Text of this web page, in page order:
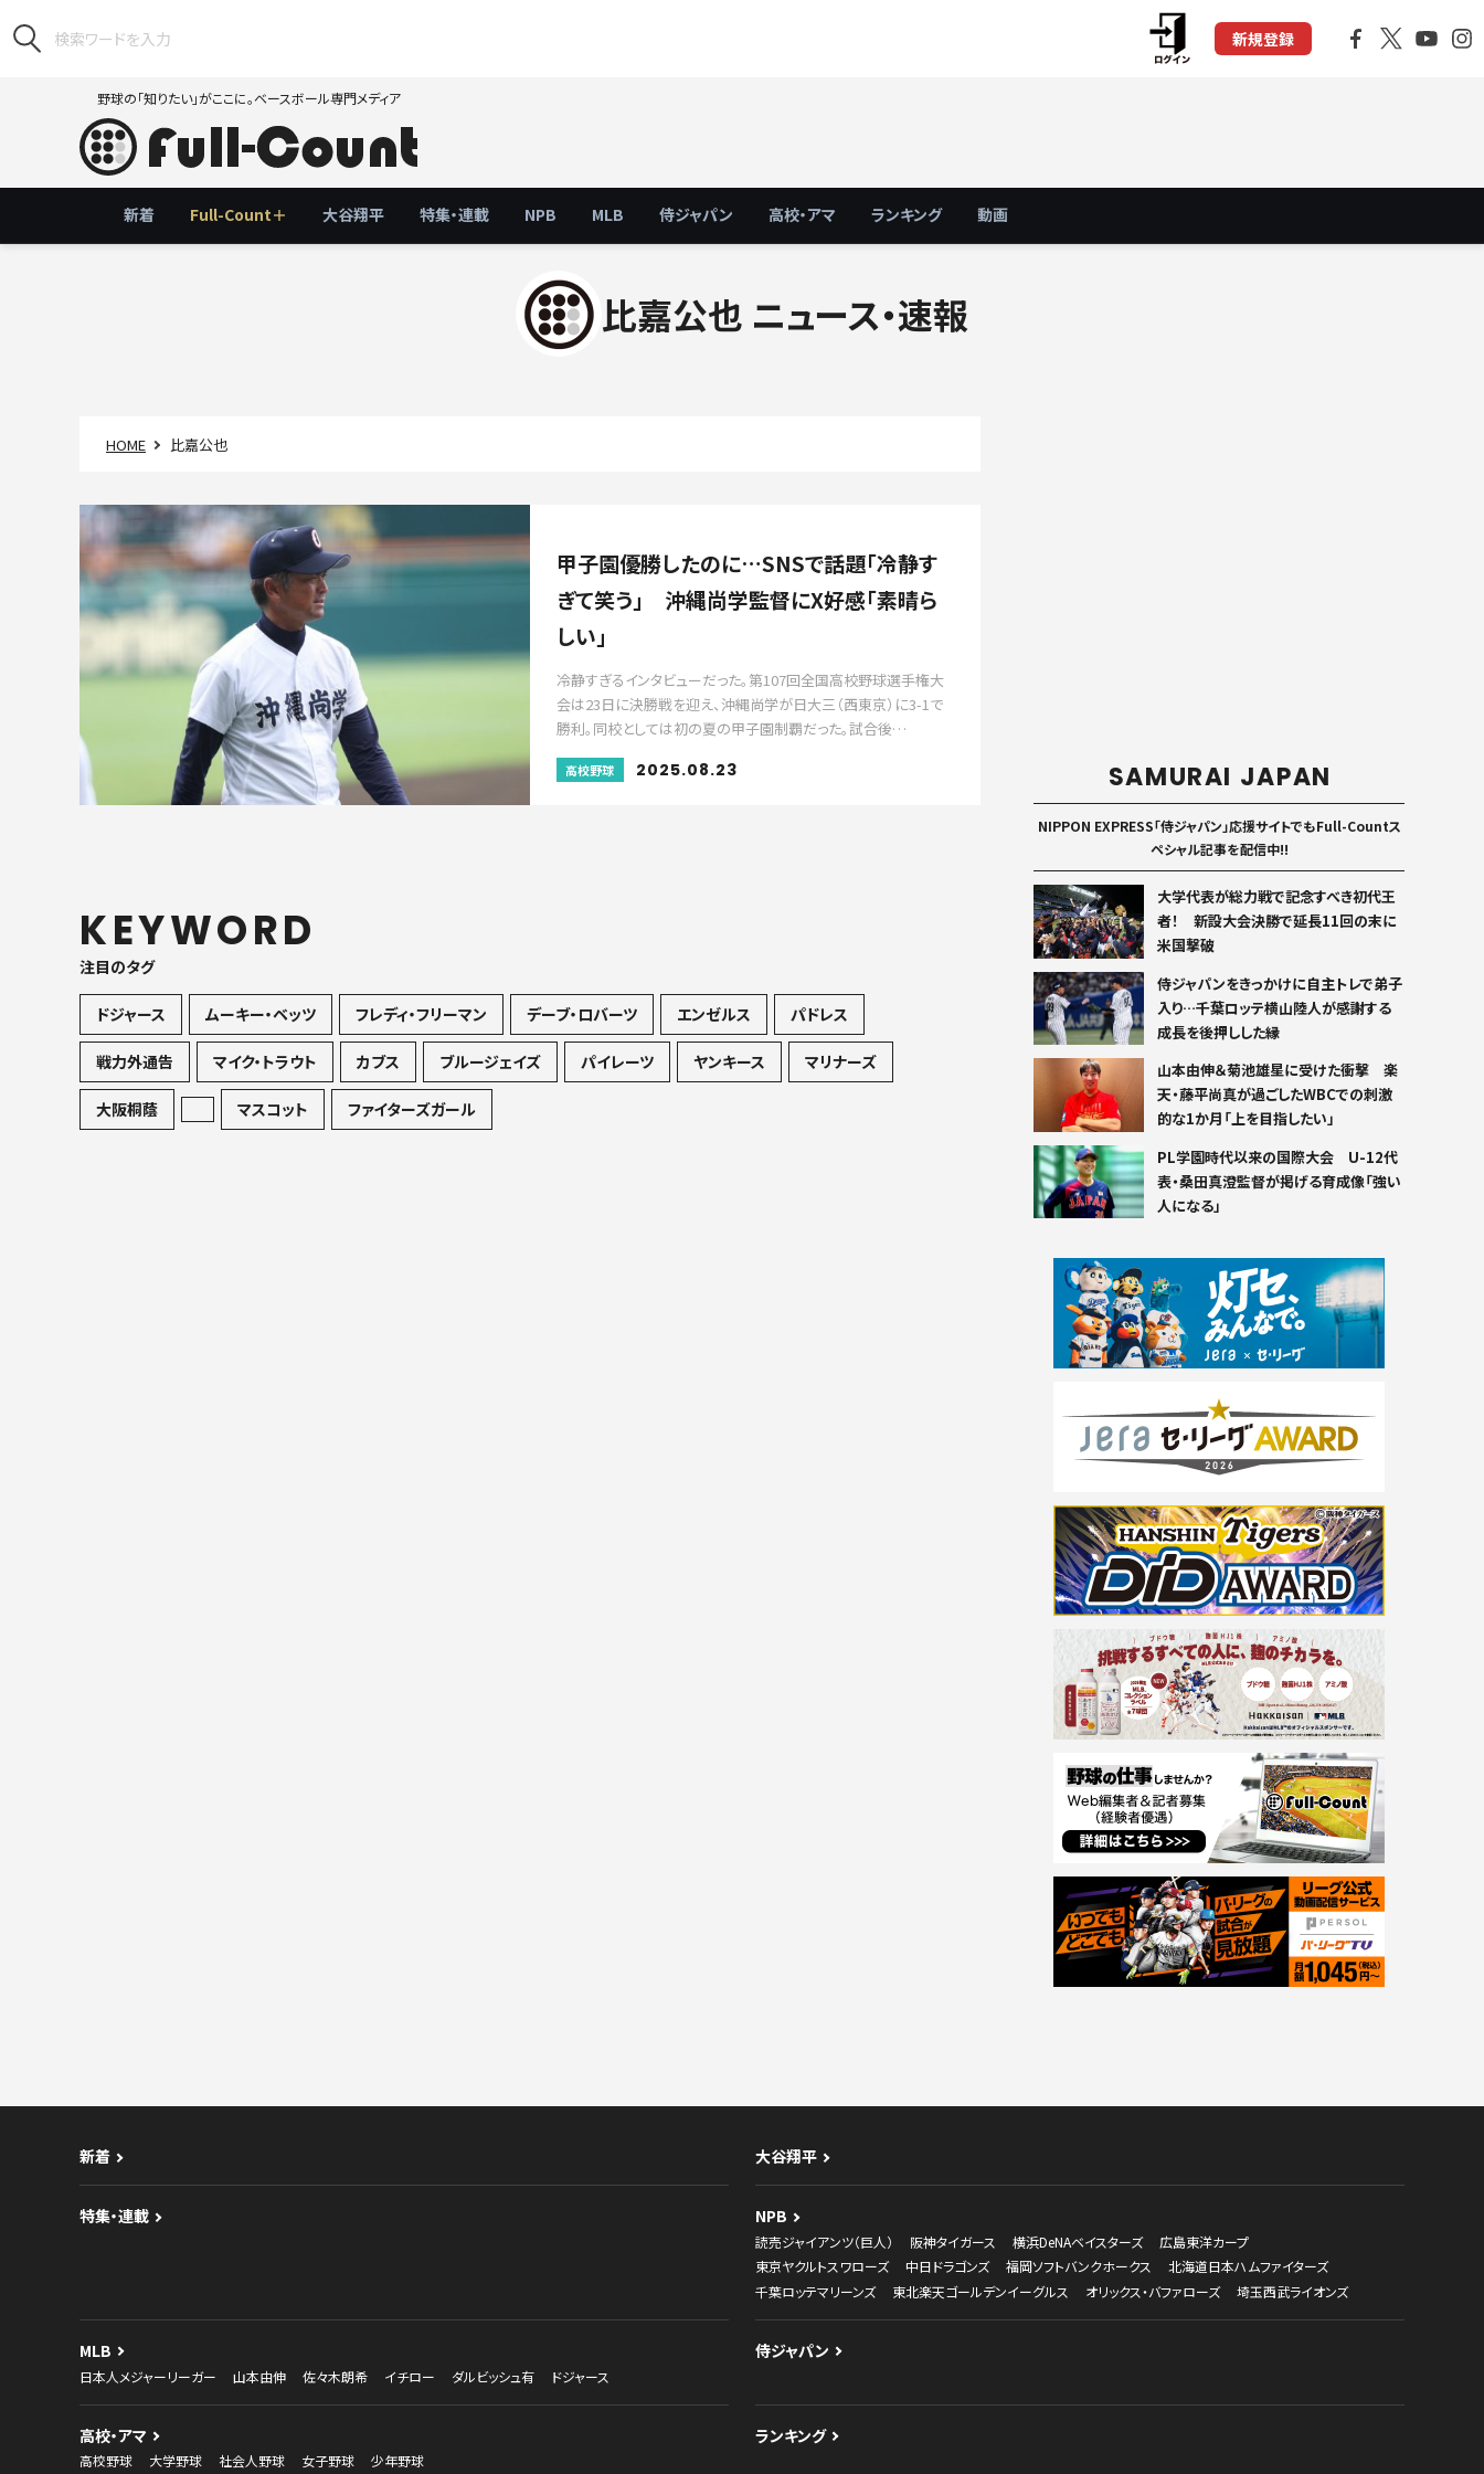
新規登録
野球の「知りたい」がここに。ベースボール専門メディア
新着 Full-Count＋ 大谷翔平 特集・連載 NPB MLB 侍ジャパン 高校・アマ ランキング 動画
比嘉公也 ニュース・速報
HOME 比嘉公也
甲子園優勝したのに…SNSで話題「冷静す
ぎて笑う」 沖縄尚学監督にX好感「素晴ら
しい」
冷静すぎるインタビューだった。第107回全国高校野球選手権大
会は23日に決勝戦を迎え、沖縄尚学が日大三（西東京）に3-1で
勝利。同校としては初の夏の甲子園制覇だった。試合後…
高校野球 2025.08.23
KEYWORD
注目のタグ
ドジャース ムーキー・ベッツ フレディ・フリーマン デーブ・ロバーツ エンゼルス パドレス
戦力外通告 マイク・トラウト カブス ブルージェイズ パイレーツ ヤンキース マリナーズ
大阪桐蔭 マスコット ファイターズガール
SAMURAI JAPAN
NIPPON EXPRESS「侍ジャパン」応援サイトでもFull-Countス
ペシャル記事を配信中!!
大学代表が総力戦で記念すべき初代王
者！ 新設大会決勝で延長11回の末に
米国撃破
侍ジャパンをきっかけに自主トレで弟子
入り…千葉ロッテ横山陸人が感謝する
成長を後押しした縁
山本由伸＆菊池雄星に受けた衝撃 楽
天・藤平尚真が過ごしたWBCでの刺激
的な1か月「上を目指したい」
PL学園時代以来の国際大会 U-12代
表・桑田真澄監督が掲げる育成像「強い
人になる」
新着 大谷翔平
特集・連載 NPB
読売ジャイアンツ（巨人） 阪神タイガース 横浜DeNAベイスターズ
広島東洋カープ
東京ヤクルトスワローズ
中日ドラゴンズ 福岡ソフトバンクホークス
北海道日本ハムファイターズ
千葉ロッテマリーンズ
東北楽天ゴールデンイーグルス オリックス・バファローズ 埼玉西武ライオンズ
MLB
日本人メジャーリーガー 山本由伸 佐々木朗希 イチロー ダルビッシュ有 ドジャース
侍ジャパン
高校・アマ
高校野球 大学野球 社会人野球 女子野球 少年野球
ランキング